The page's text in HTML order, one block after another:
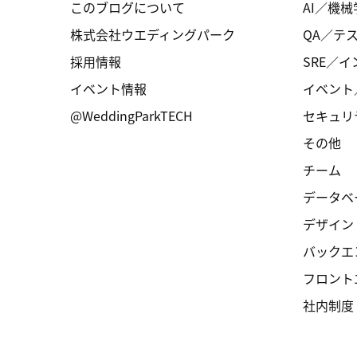
AI／機械
QA／テ
SRE／
イベン
セキュ
その他
チーム
データ
デザイン
バック
フロン
社内制度
このブログについて
株式会社ウエディングパーク
採用情報
イベント情報
@WeddingParkTECH